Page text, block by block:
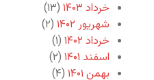
خرداد ۱۴۰۳
(۱۳)
شهریور ۱۴۰۲
(۲)
خرداد ۱۴۰۲
(۱)
اسفند ۱۴۰۱
(۲)
بهمن ۱۴۰۱
(۴)